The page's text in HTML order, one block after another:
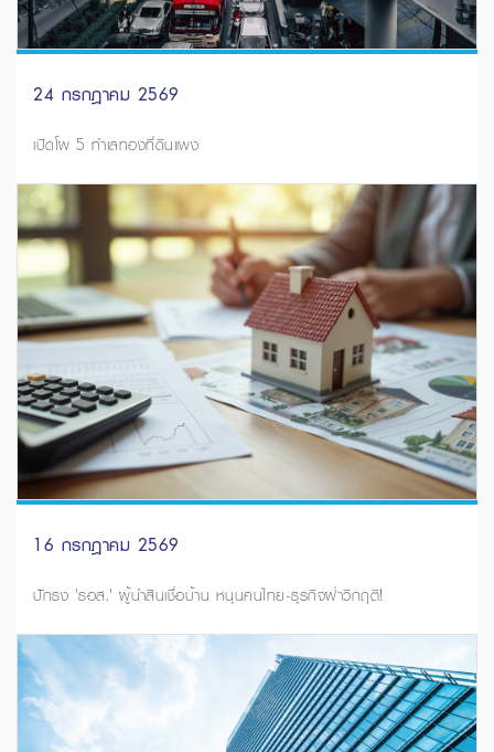
24 กรกฎาคม 2569
เปิดโผ 5 ทำเลทองที่ดินแพง
16 กรกฎาคม 2569
ปักธง 'ธอส.' ผู้นำสินเชื่อบ้าน หนุนคนไทย-ธุรกิจฝ่าวิกฤติ!